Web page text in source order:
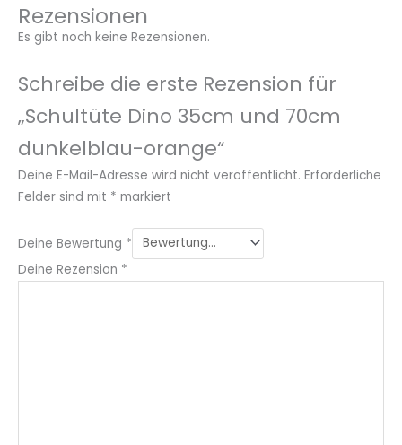
Rezensionen
Es gibt noch keine Rezensionen.
Schreibe die erste Rezension für
„Schultüte Dino 35cm und 70cm
dunkelblau-orange“
Deine E-Mail-Adresse wird nicht veröffentlicht. Erforderliche
Felder sind mit * markiert
Deine Bewertung *
Deine Rezension *